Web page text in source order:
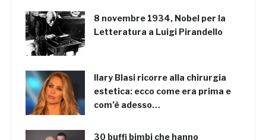
8 novembre 1934, Nobel per la
Letteratura a Luigi Pirandello
Ilary Blasi ricorre alla chirurgia
estetica: ecco come era prima e
com’è adesso…
30 buffi bimbi che hanno